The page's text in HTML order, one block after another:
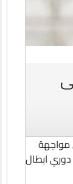
مواجهة
النهائي من دوري ابطال